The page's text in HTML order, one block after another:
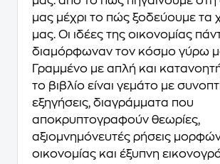
μας μέχρι το πώς ξοδεύουμε τα
μας. Οι ιδέες της οικονομίας
διαμόρφωναν τον κόσμο γύρω
Γραμμένο με απλή και
το βιβλίο είναι γεμάτο με
εξηγήσεις, διαγράμματα που
αποκρυπτογραφούν θεωρίες,
αξιομνημόνευτές ρήσεις
οικονομίας και έξυπνη